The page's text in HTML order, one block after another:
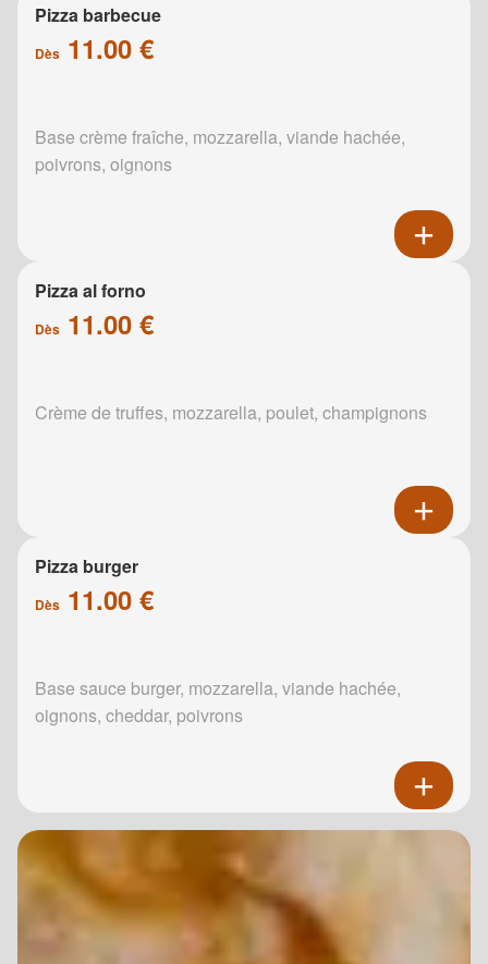
Pizza barbecue
Dès 11.00 €
Base crème fraîche, mozzarella, viande hachée,
poivrons, oignons
Pizza al forno
Dès 11.00 €
Crème de truffes, mozzarella, poulet, champignons
Pizza burger
Dès 11.00 €
Base sauce burger, mozzarella, viande hachée,
oignons, cheddar, poivrons